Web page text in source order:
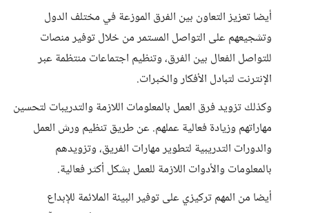
أيضا تعزيز التعاون بين الفرق الموزعة في مختلف الدول
وتشجيعهم على التواصل المستمر من خلال توفير منصات
للتواصل الفعال بين الفرق، وتنظيم اجتماعات منتظمة عبر
الإنترنت لتبادل الأفكار والخبرات.
وكذلك تزويد فرق العمل بالمعلومات اللازمة والتدريبات لتحسين
مهاراتهم وزيادة فعالية عملهم. عن طريق تنظيم ورش العمل
والدورات التدريبية لتطوير مهارات الفريق، وتزويدهم
بالمعلومات والأدوات اللازمة للعمل بشكل أكثر فعالية.
أيضا من المهم تركيزي على توفير البيئة الملائمة للإبداع